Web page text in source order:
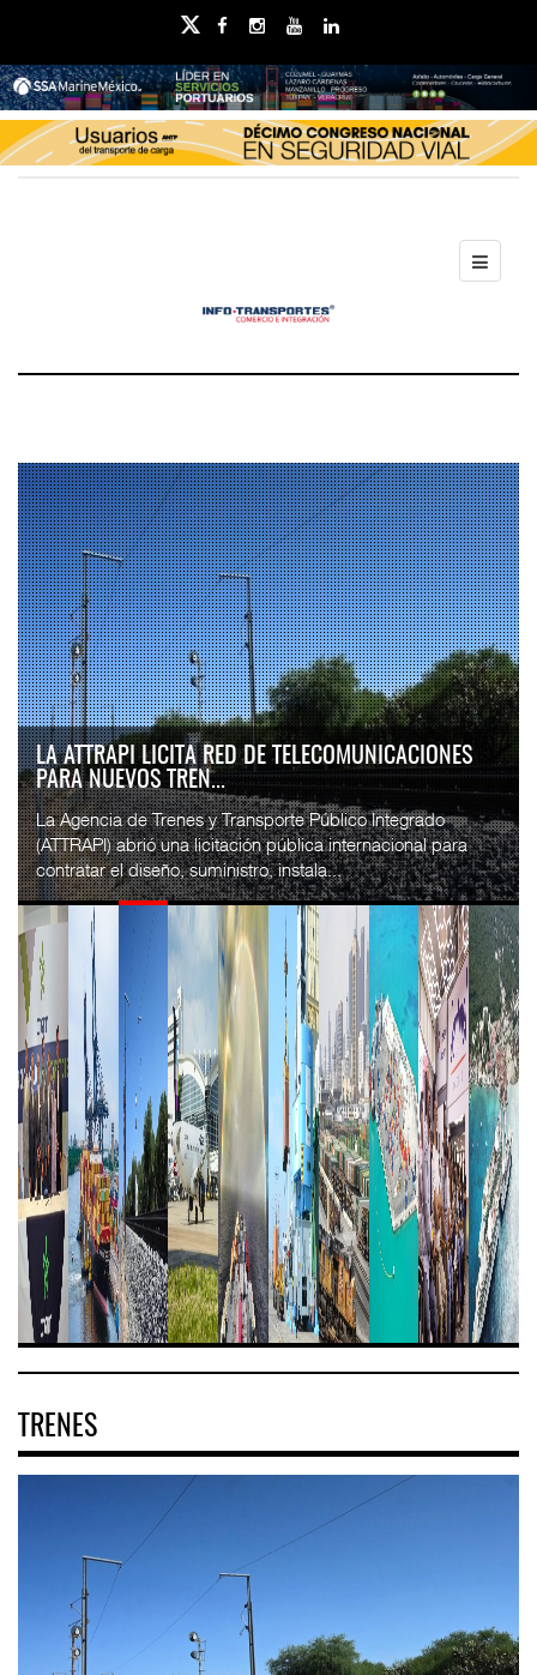
LA ATTRAPI LICITA RED DE TELECOMUNICACIONES
PARA NUEVOS TREN...
La Agencia de Trenes y Transporte Público Integrado
(ATTRAPI) abrió una licitación pública internacional para
contratar el diseño, suministro, instala...
TRENES